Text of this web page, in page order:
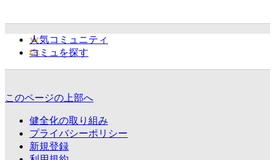
人気コミュニティ
コミュを探す
このページの上部へ
健全化の取り組み
プライバシーポリシー
新規登録